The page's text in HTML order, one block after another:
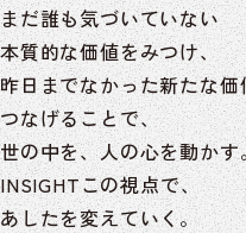
まだ誰も気づいていない
本質的な価値をみつけ、
昨日までなかった新たな
つなげることで、
世の中を、人の心を動かす
INSIGHTこの視点で、
あしたを変えていく。